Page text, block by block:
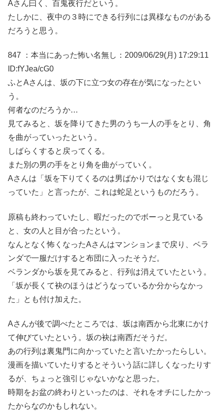
Aさん曰く、百鬼夜行だという。
たしかに、夜中の３時にできる行列には異様なものがある
だろうと思う。
847 ：本当にあった怖い名無し：2009/06/29(月) 17:29:11
ID:fYJea/cG0
ふとAさんは、坂の下に立つ女の存在が気になったとい
う。
何者なのだろうか…
見てみると、坂を降りてきた男のうち一人の手をとり、角
を曲がっていったという。
しばらくすると戻ってくる。
また別の男の手をとり角を曲がっていく。
Aさんは「坂を下りてくるのは男ばかりではなく女も混じ
っていた」と言ったが、これは蛇足というものだろう。
原稿も終わっていたし、暇だったのでボーっと見ている
と、女の人と目が合ったという。
なんとなく怖くなったAさんはマンションまで戻り、ベラ
ンダで一服だけすると布団に入ったそうだ。
ベランダから坂を見てみると、行列は消えていたという。
「坂が長くて袂のほうはどうなっているか分からなかっ
た」とも付け加えた。
Aさんが後で調べたところでは、坂は南西から北東にかけ
て伸びていたという。坂の袂は南西だそうだ。
あの行列は裏鬼門に向かっていたと言いたかったらしい。
漫画を描いていたりするとそういう話に詳しくなったりす
るが、ちょっと強引じゃないかなと思った。
時期をお盆の終わりといったのは、それをオチにしたかっ
たからなのかもしれない。